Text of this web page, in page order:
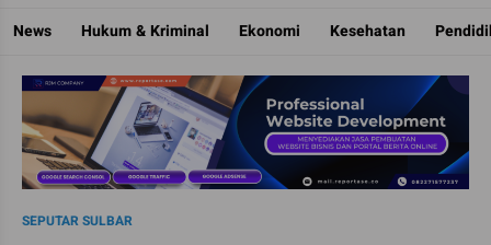
Reportase
Mengulas Fakta Di Balik Cerita
News Hukum & Kriminal Ekonomi Kesehatan
SEPUTAR SULBAR